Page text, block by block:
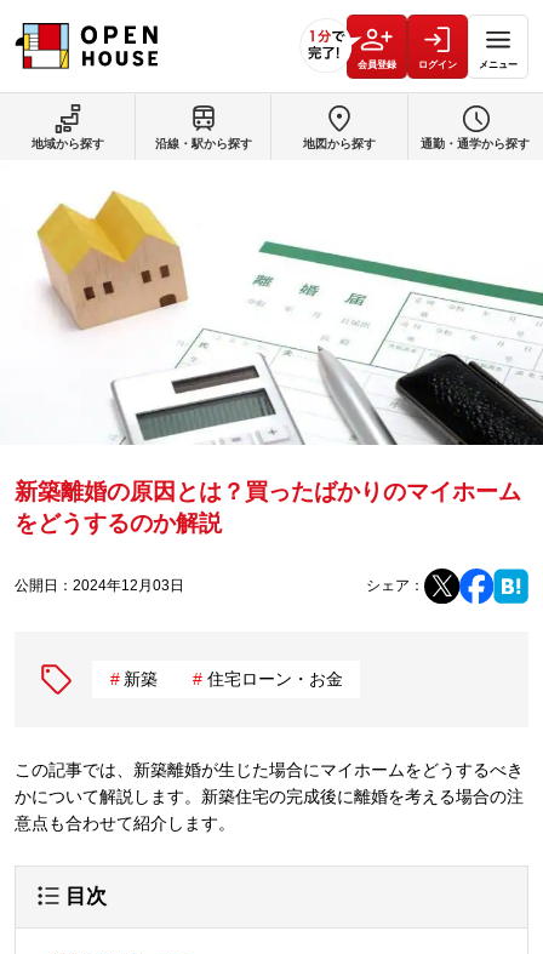
会員登録 ログイン メニュー
新築離婚の原因とは？買ったばかりのマイホーム
をどうするのか解説
公開日： 2024年12月03日 シェア：
新築 住宅ローン・お金
この記事では、新築離婚が生じた場合にマイホームをどうするべき
かについて解説します。新築住宅の完成後に離婚を考える場合の注
意点も合わせて紹介します。
目次
地域から探す 沿線・駅から探す 地図から探す 通勤・通学から探す